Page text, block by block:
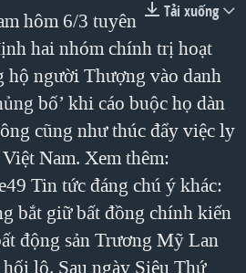
AFGHANISTAN
Ở VIỆT NAM
KIM TẠI VIỆT NAM
CHÍNH PHỦ VIỆT NAM
SÓNG TRỘM HẢI SÂM
VỌNG TỪ NÔNG THÔN MỸ
Tải xuống
hôm 6/3 tuyên
hai nhóm chính trị hoạt
người Thượng vào danh
bố’ khi cáo buộc họ dàn
cũng như thúc đẩy việc ly
Nam. Xem thêm:
Tin tức đáng chú ý khác:
bắt giữ bất đồng chính kiến
động sản Trương Mỹ Lan
lộ. Sau ngày Siêu Thứ